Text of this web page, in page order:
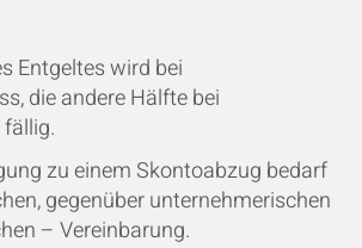
Entgeltes wird bei
die andere Hälfte bei
zu einem Skontoabzug bedarf
gegenüber unternehmerischen
– Vereinbarung.